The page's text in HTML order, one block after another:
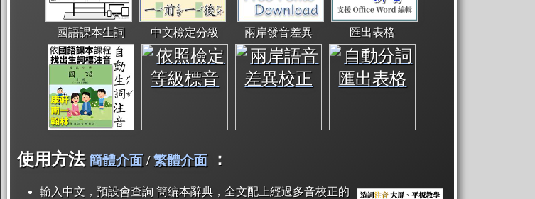
國語課本生詞 中文檢定分級 兩岸發音差異 匯出表格
使用方法 簡體介面/繁體介面 ：
輸入中文，預設會查詢 簡編本辭典，全文配上經過多音校正的